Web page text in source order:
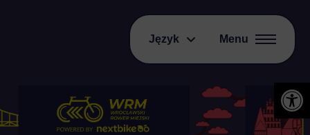
Język Menu